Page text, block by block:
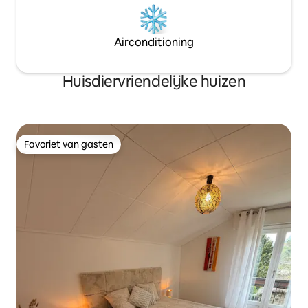
Airconditioning
Huisdiervriendelijke huizen
Favoriet van gasten
Favoriet van gasten